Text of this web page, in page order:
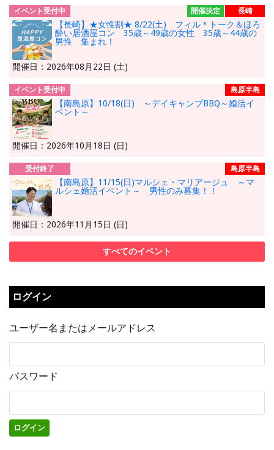
イベント受付中 開催決定 長崎
【長崎】★女性割★ 8/22(土) フィル＊トーク＆ほろ
酔い居酒屋コン 35歳～49歳の女性 35歳～44歳の
男性 集まれ！
開催日：2026年08月22日 (土)
イベント受付中 島原半島
【南島原】10/18(日) ～デイキャンプBBQ～婚活イ
ベント～
開催日：2026年10月18日 (日)
受付終了 島原半島
【南島原】11/15(日)マルシェ・マリアージュ ～マ
ルシェ婚活イベント～ 男性のみ募集！！
開催日：2026年11月15日 (日)
すべてのイベント
ログイン
ユーザー名またはメールアドレス
パスワード